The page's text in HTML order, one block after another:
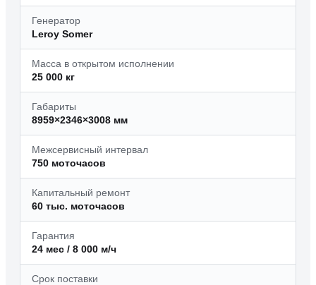
Генератор
Leroy Somer
Масса в открытом исполнении
25 000 кг
Габариты
8959×2346×3008 мм
Межсервисный интервал
750 моточасов
Капитальный ремонт
60 тыс. моточасов
Гарантия
24 мес / 8 000 м/ч
Срок поставки